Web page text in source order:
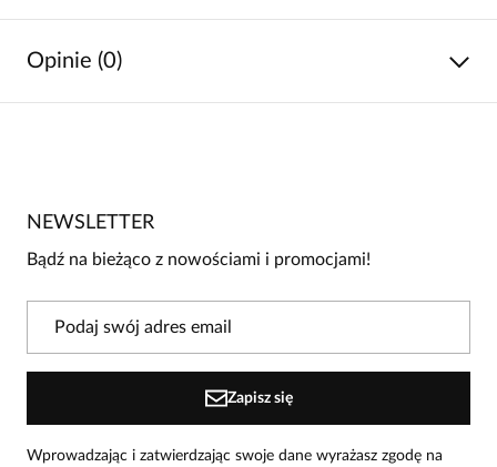
Opinie (0)
Bądź pierwszą osobą, która podzieli się opinią o tym
W naszej witrynie opinie mogą dodawać tylko
NEWSLETTER
Bądź na bieżąco z nowościami i promocjami!
Zapisz się
Wprowadzając i zatwierdzając swoje dane wyrażasz zgodę na